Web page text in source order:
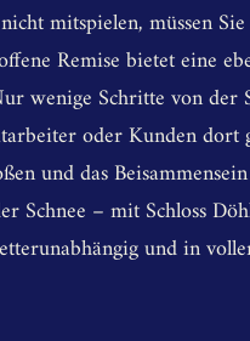
mitspielen, müssen
Remise bietet eine
wenige Schritte von der
oder Kunden dort
und das
Schnee – mit Schloss
und in